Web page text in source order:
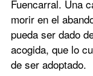
Fuencarral. Una
morir en el
pueda ser dado
acogida, que lo
de ser adoptado.